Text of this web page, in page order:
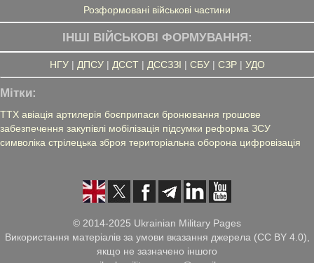
Розформовані військові частини
ІНШІ ВІЙСЬКОВІ ФОРМУВАННЯ:
НГУ| ДПСУ| ДССТ| ДССЗЗІ | СБУ| СЗР| УДО
Мітки:
ТТХ авіація артилерія боєприпаси бронювання грошове
забезпечення закупівлі мобілізація підсумки реформа ЗСУ
символіка стрілецька зброя територіальна оборона цифровізація
© 2014-2025 Ukrainian Military Pages
Використання матеріалів за умови вказання джерела (CC BY 4.0),
якщо не зазначено іншого